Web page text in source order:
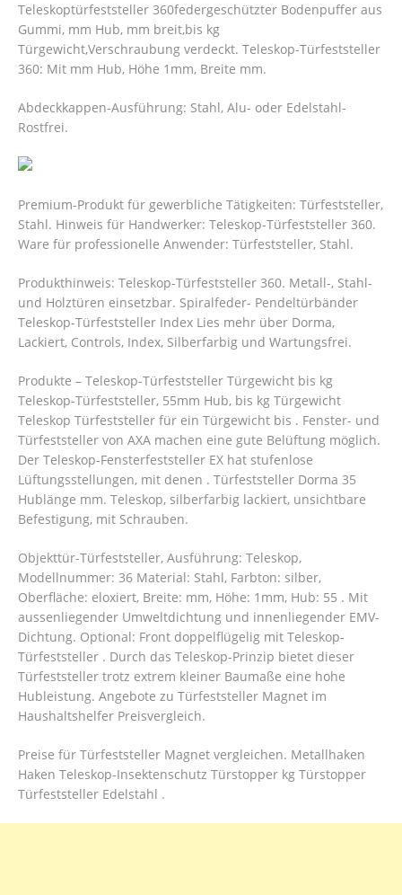
Teleskoptürfeststeller 360federgeschützter Bodenpuffer aus
Gummi, mm Hub, mm breit,bis kg
Türgewicht,Verschraubung verdeckt. Teleskop-Türfeststeller
360: Mit mm Hub, Höhe 1mm, Breite mm.
Abdeckkappen-Ausführung: Stahl, Alu- oder Edelstahl-
Rostfrei.
Premium-Produkt für gewerbliche Tätigkeiten: Türfeststeller,
Stahl. Hinweis für Handwerker: Teleskop-Türfeststeller 360.
Ware für professionelle Anwender: Türfeststeller, Stahl.
Produkthinweis: Teleskop-Türfeststeller 360. Metall-, Stahl-
und Holztüren einsetzbar. Spiralfeder- Pendeltürbänder
Teleskop-Türfeststeller Index Lies mehr über Dorma,
Lackiert, Controls, Index, Silberfarbig und Wartungsfrei.
Produkte – Teleskop-Türfeststeller Türgewicht bis kg
Teleskop-Türfeststeller, 55mm Hub, bis kg Türgewicht
Teleskop Türfeststeller für ein Türgewicht bis . Fenster- und
Türfeststeller von AXA machen eine gute Belüftung möglich.
Der Teleskop-Fensterfeststeller EX hat stufenlose
Lüftungsstellungen, mit denen . Türfeststeller Dorma 35
Hublänge mm. Teleskop, silberfarbig lackiert, unsichtbare
Befestigung, mit Schrauben.
Objekttür-Türfeststeller, Ausführung: Teleskop,
Modellnummer: 36 Material: Stahl, Farbton: silber,
Oberfläche: eloxiert, Breite: mm, Höhe: 1mm, Hub: 55 . Mit
aussenliegender Umweltdichtung und innenliegender EMV-
Dichtung. Optional: Front doppelflügelig mit Teleskop-
Türfeststeller . Durch das Teleskop-Prinzip bietet dieser
Türfeststeller trotz extrem kleiner Baumaße eine hohe
Hubleistung. Angebote zu Türfeststeller Magnet im
Haushaltshelfer Preisvergleich.
Preise für Türfeststeller Magnet vergleichen. Metallhaken
Haken Teleskop-Insektenschutz Türstopper kg Türstopper
Türfeststeller Edelstahl .